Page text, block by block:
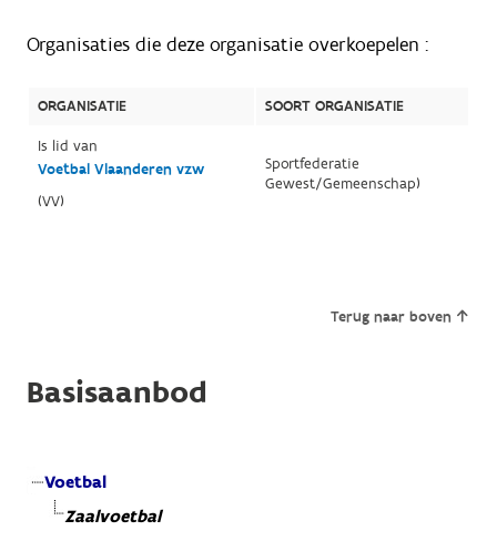
Organisaties die deze organisatie overkoepelen :
ORGANISATIE
SOORT ORGANISATIE
Is lid van
Voetbal Vlaanderen vzw
(VV)
Sportfederatie
Gewest/Gemeenschap)
Terug naar boven
Basisaanbod
Voetbal
Zaalvoetbal